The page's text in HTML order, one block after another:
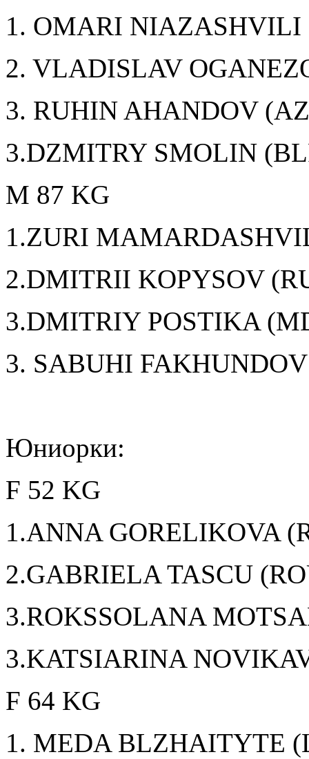
1. OMARI NIAZASHVILI
2. VLADISLAV
3. RUHIN AHANDOV
3.DZMITRY SMOLIN
M 87 KG
1.ZURI
2.DMITRII KOPYSOV
3.DMITRIY POSTIKA
3. SABUHI
Юниорки:
F 52 KG
1.ANNA GORELIKOVA
2.GABRIELA TASCU
3.ROKSSOLANA
3.KATSIARINA
F 64 KG
1. MEDA BLZHAITYTE